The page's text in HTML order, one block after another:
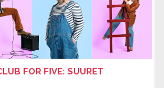
FOR FIVE: SUURET